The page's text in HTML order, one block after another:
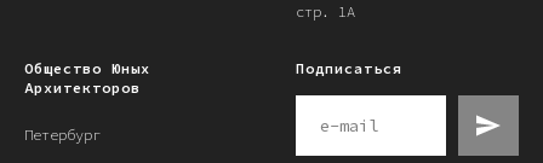
стр. 1А
Общество Юных
Архитекторов
Петербург
Подписаться